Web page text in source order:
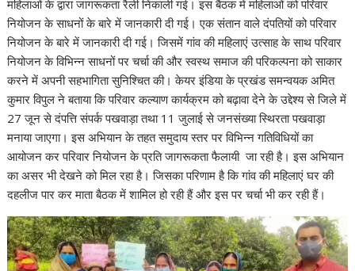
महिलाओं के द्वारा जागरूकता रैली निकाली गई। इस बैठक में महिलाओं को परिवार
नियोजन के साधनों के बारे में जानकारी दी गई। एक संतान वाले दंपतियों को परिवार
नियोजन के बारे में जानकारी दी गई। जिसमें गांव की महिलाएं उत्साह के साथ परिवार
नियोजन के विभिन्न साधनों पर चर्चा की और स्वस्थ समाज की परिकल्पना को साकार
करने में अपनी सहभागिता सुनिश्चित की। केयर इंडिया के प्रखंड समन्वयक अमित
कुमार विपुल ने बताया कि परिवार कल्याण कार्यक्रम को बढ़ावा देने के उद्देश्य से जिले में
27 जून से दंपत्ति संपर्क पखवाड़ा तथा 11 जुलाई से जनसंख्या स्थिरता पखवाड़ा
मनाया जाएगा। इस अभियान के तहत समुदाय स्तर पर विभिन्न गतिविधियों का
आयोजन कर परिवार नियोजन के प्रति जागरूकता फैलायी जा रही है। इस अभियान
का असर भी देखने को मिल रहा है। जिसका परिणाम है कि गांव की महिलाएं घर की
दहलीज पार कर माता बैठक में शामिल हो रही हैं और इस पर चर्चा भी कर रही हैं।